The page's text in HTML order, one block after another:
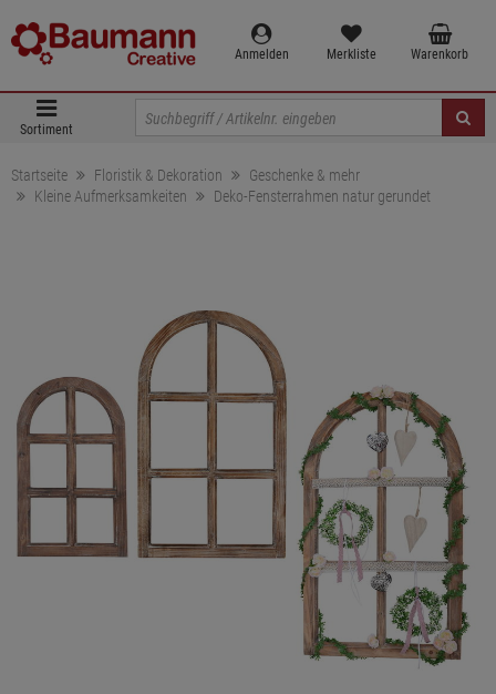
Anmelden Merkliste Warenkorb
Sortiment
Startseite Floristik & Dekoration
Geschenke & mehr
Kleine Aufmerksamkeiten
Deko-Fensterrahmen natur gerundet